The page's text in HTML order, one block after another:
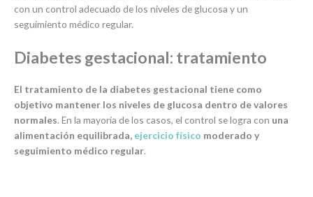
con un control adecuado de los niveles de glucosa y un
seguimiento médico regular.
Diabetes gestacional: tratamiento
El tratamiento de la diabetes gestacional tiene como
objetivo mantener los niveles de glucosa dentro de valores
normales. En la mayoría de los casos, el control se logra con una
alimentación equilibrada, ejercicio físico moderado y
seguimiento médico regular.